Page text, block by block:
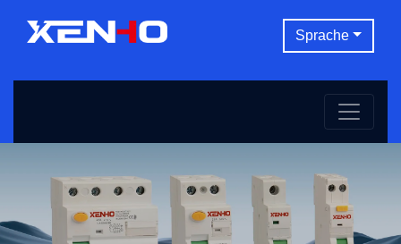
Sprache